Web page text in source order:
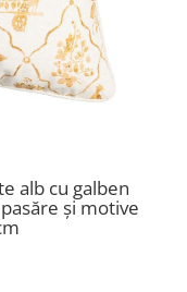
alb cu galben
și motive